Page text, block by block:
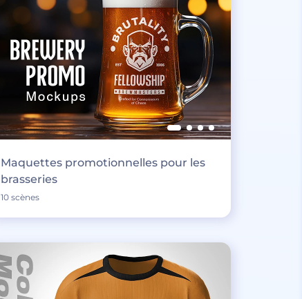
Maquettes promotionnelles pour les
brasseries
10 scènes